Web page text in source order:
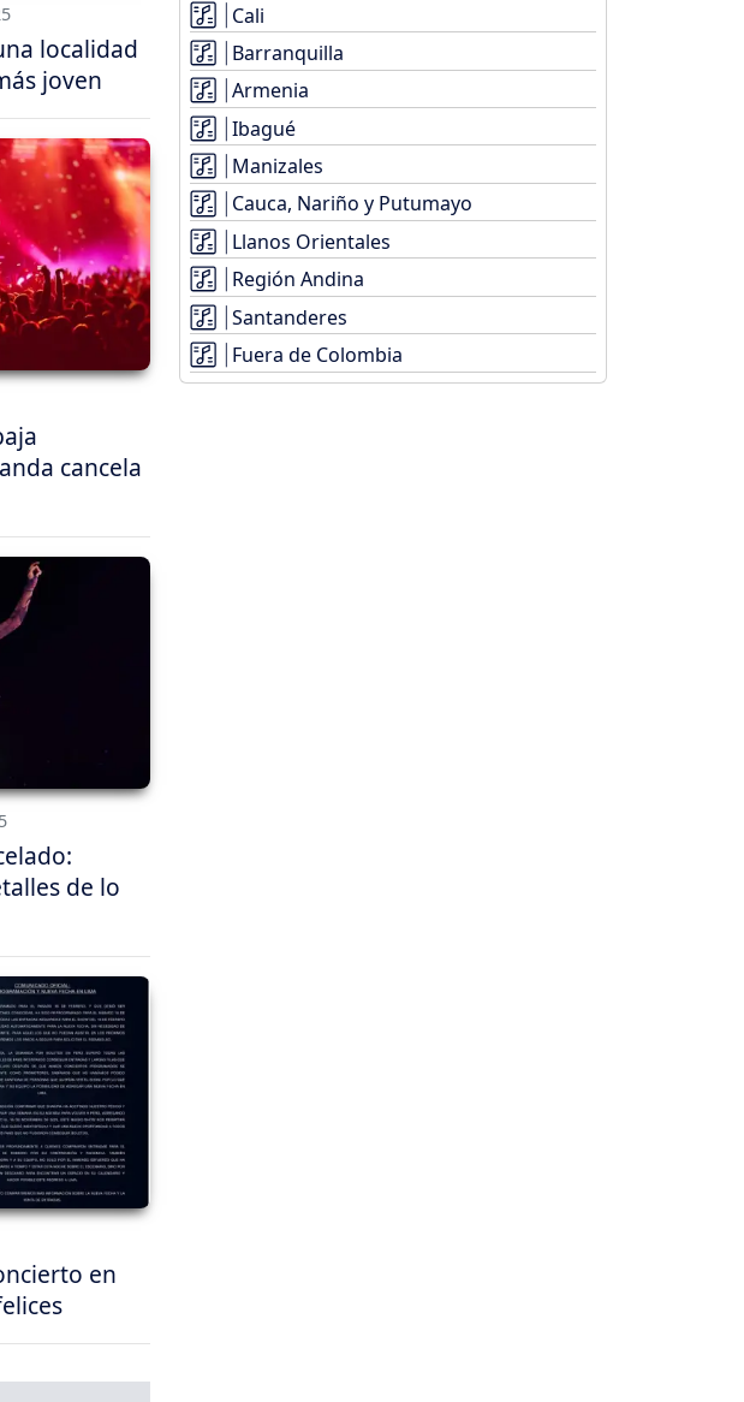
localidad
joven
cancela
de lo
en
Cali
Barranquilla
Armenia
Ibagué
Manizales
Cauca, Nariño y Putumayo
Llanos Orientales
Región Andina
Santanderes
Fuera de Colombia